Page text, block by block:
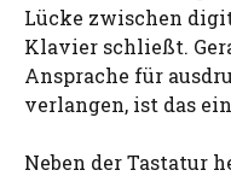
Lücke zwischen
Klavier schließt.
Ansprache für
verlangen, ist das
Neben der Tastatur